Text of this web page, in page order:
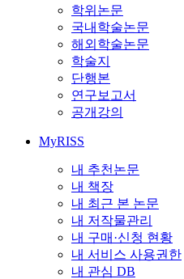
학위논문
국내학술논문
해외학술논문
학술지
단행본
연구보고서
공개강의
MyRISS
내 추천논문
내 책장
내 최근 본 논문
내 저작물관리
내 구매·신청 현황
내 서비스 사용권한
내 관심 DB